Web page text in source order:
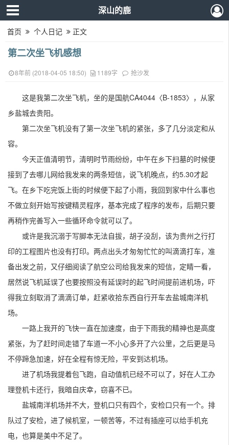
深山的鹿
首页 个人日记 正文
第二次坐飞机感想
8年前 (2018-04-05 18:50) 1189字 抢沙发
这是我第二次坐飞机，坐的是国航CA4044〈B-1853〉，从家
乡盐城去贵阳。
第二次坐飞机没有了第一次坐飞机的紧张，多了几分淡定和从
容。
今天正值清明节，清明时节雨纷纷，中午在乡下扫墓的时候便
接到了去哪儿网给我发来的两条短信，说飞机晚点，约5.30才起
飞。在乡下吃完饭上街的时候便下起了小雨，我回到家中什么事也
不做立刻开始写按键精灵程序，基本完成了程序的发布，后期只要
再稍作完善写入一些循环命令就可以了。
或许是我沉溺于写脚本无法自拔，胡子没刮，该为贵州之行打
印的工程图片也没有打印。两点出头才匆匆忙忙的叫滴滴打车，准
备出发之前，又仔细阅读了航空公司给我发来的短信，定睛一看，
居然说飞机延误了也要按照没有延误时的起飞时间提前进机场，吓
得我立刻取消了滴滴订单，赶紧收拾东西自行开车去盐城南洋机
场。
一路上我开的飞快一直在加速度，由于下雨我的精神也是高度
紧张，为了赶时间走错了车道一不小心多开了六公里，之后更是马
不停蹄急加速，好在全程有惊无险，平安到达机场。
进了机场我提着包飞跑，自动值机已经不可以了，好在人工办
理登机卡还行，我暗自庆幸，窃喜不已。
盐城南洋机场并不大，登机口只有四个，安检口只有一个。排
队过了安检，进了候机室，一顿苦等，不过有插座可以给手机充
电，也算是美中不足了。